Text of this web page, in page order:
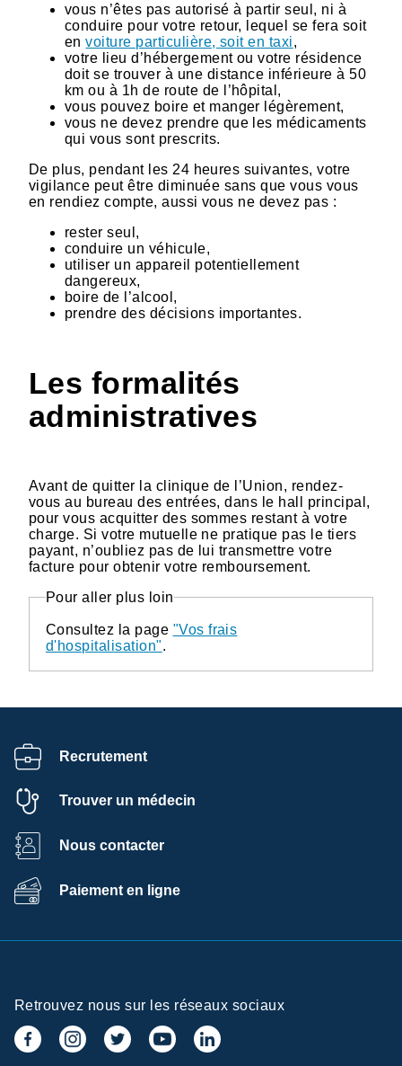
vous n’êtes pas autorisé à partir seul, ni à
conduire pour votre retour, lequel se fera soit
envoiture particulière, soit en taxi,
votre lieu d’hébergement ou votre résidence
doit se trouver à une distance inférieure à 50
km ou à 1h de route de l’hôpital,
vous pouvez boire et manger légèrement,
vous ne devez prendre que les médicaments
qui vous sont prescrits.
De plus, pendant les 24 heures suivantes, votre
vigilance peut être diminuée sans que vous vous
en rendiez compte, aussi vous ne devez pas :
rester seul,
conduire un véhicule,
utiliser un appareil potentiellement
dangereux,
boire de l’alcool,
prendre des décisions importantes.
Les formalités
administratives
Avant de quitter la clinique de l’Union, rendez-
vous au bureau des entrées, dans le hall principal,
pour vous acquitter des sommes restant à votre
charge. Si votre mutuelle ne pratique pas le tiers
payant, n’oubliez pas de lui transmettre votre
facture pour obtenir votre remboursement.
Pour aller plus loin
Consultez la page "Vos frais
d'hospitalisation".
Recrutement
Trouver un médecin
Nous contacter
Paiement en ligne
Retrouvez nous sur les réseaux sociaux